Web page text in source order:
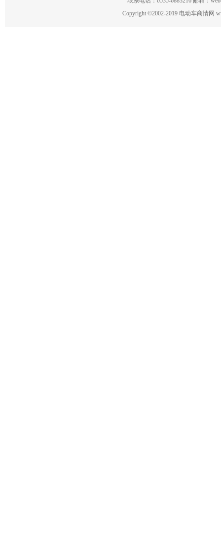
Copyright ©2002-2019 电动车商情网